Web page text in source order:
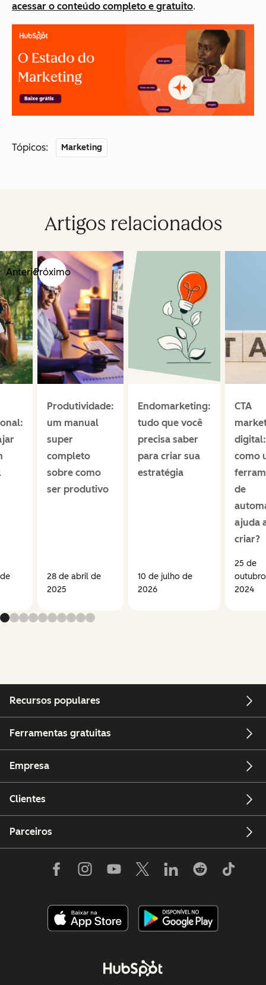
acessar o conteúdo completo e gratuito.
Tópicos: Marketing
Artigos relacionados
AnteriorPróximo
Produtividade:
um manual
super
completo
sobre como
ser produtivo
28 de abril de
2025
Endomarketing:
tudo que você
precisa saber
para criar sua
estratégia
10 de julho de
2026
CTA
digital:
como
de
ajuda
criar?
25 de
2024
Recursos populares
Ferramentas gratuitas
Empresa
Clientes
Parceiros